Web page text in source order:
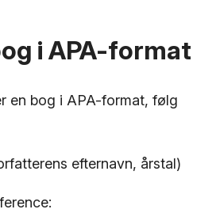
i APA-format
en bog i APA-format, følg
efternavn, årstal)